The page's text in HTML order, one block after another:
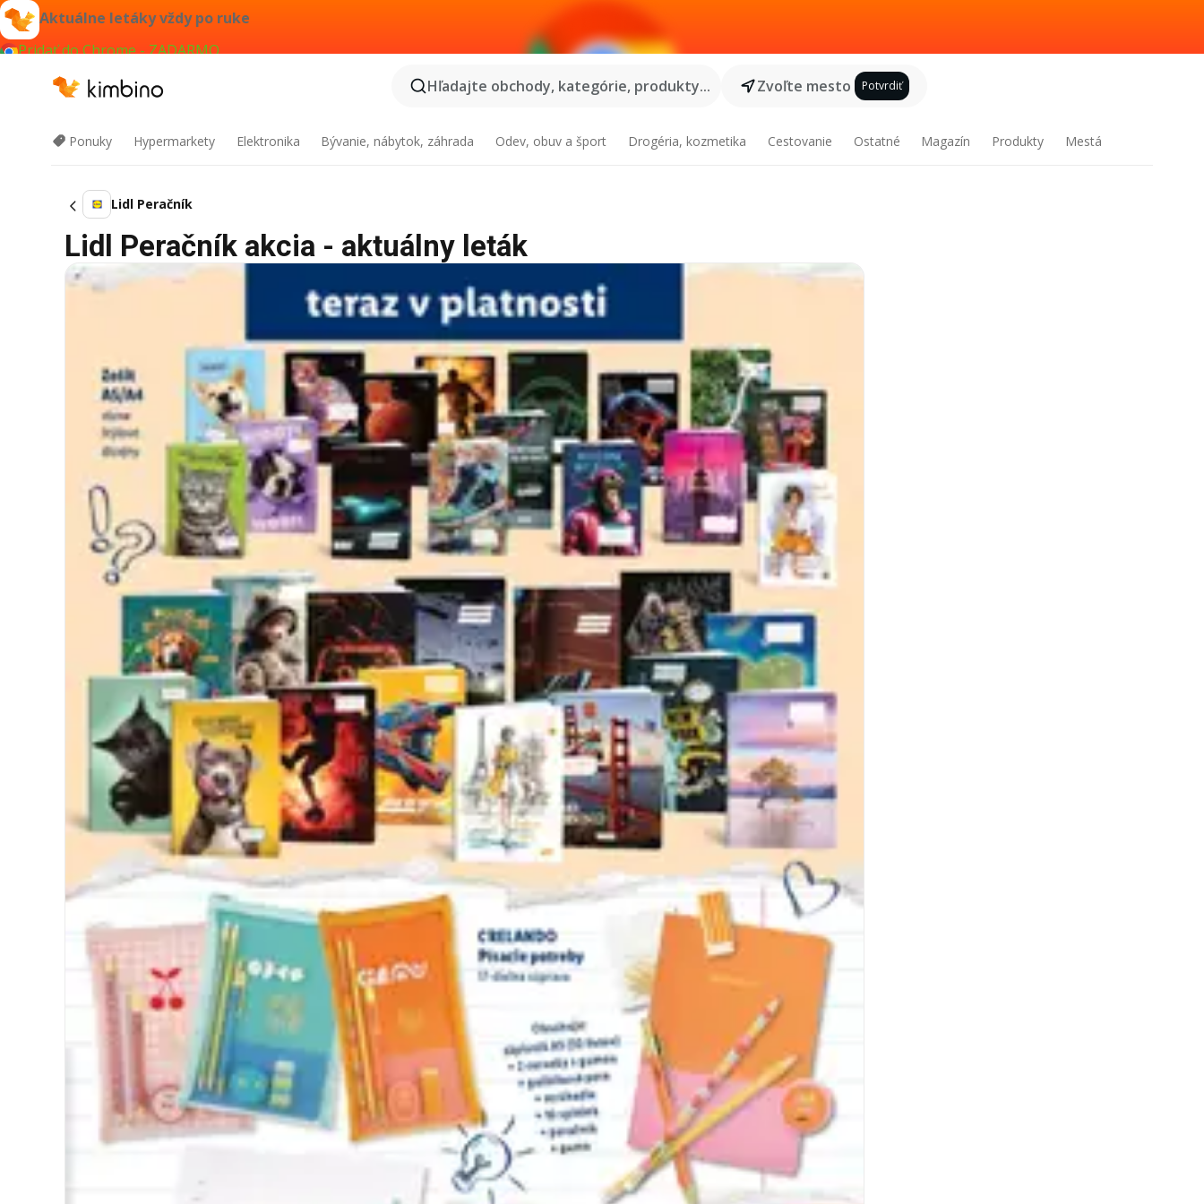
Aktuálne letáky vždy po ruke
Pridať do Chrome - ZADARMO
Hľadajte obchody, kategórie, produkty...
Zvoľte mesto Potvrdiť
Ponuky Hypermarkety Elektronika Bývanie, nábytok, záhrada Odev, obuv a šport Drogéria, kozmetika Cestovanie Ostatné Magazín Produkty Mestá
Lidl Peračník
Lidl Peračník akcia - aktuálny leták